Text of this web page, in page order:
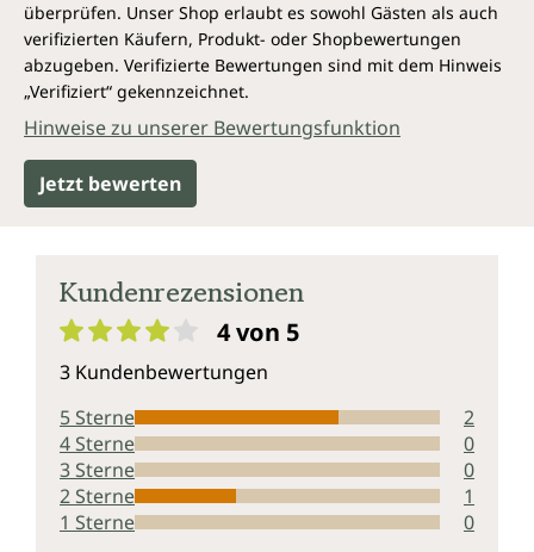
überprüfen. Unser Shop erlaubt es sowohl Gästen als auch
verifizierten Käufern, Produkt- oder Shopbewertungen
abzugeben. Verifizierte Bewertungen sind mit dem Hinweis
„Verifiziert“ gekennzeichnet.
Hinweise zu unserer Bewertungsfunktion
Jetzt bewerten
Kundenrezensionen
4 von 5
3 Kundenbewertungen
5 Sterne
2
4 Sterne
0
3 Sterne
0
2 Sterne
1
1 Sterne
0